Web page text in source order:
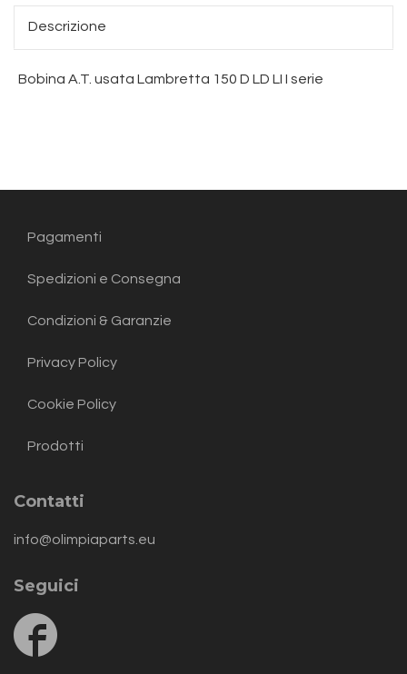
Descrizione
Bobina A.T. usata Lambretta 150 D LD LI I serie
Pagamenti
Spedizioni e Consegna
Condizioni & Garanzie
Privacy Policy
Cookie Policy
Prodotti
Contatti
info@olimpiaparts.eu
Seguici
us